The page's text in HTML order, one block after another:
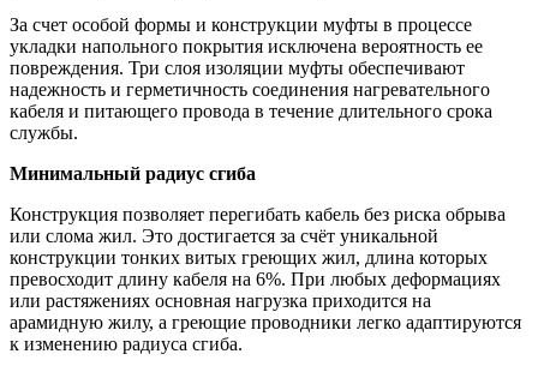
За счет особой формы и конструкции муфты в процессе
укладки напольного покрытия исключена вероятность ее
повреждения. Три слоя изоляции муфты обеспечивают
надежность и герметичность соединения нагревательного
кабеля и питающего провода в течение длительного срока
службы.
Минимальный радиус сгиба
Конструкция позволяет перегибать кабель без риска обрыва
или слома жил. Это достигается за счёт уникальной
конструкции тонких витых греющих жил, длина которых
превосходит длину кабеля на 6%. При любых деформациях
или растяжениях основная нагрузка приходится на
арамидную жилу, а греющие проводники легко адаптируются
к изменению радиуса сгиба.